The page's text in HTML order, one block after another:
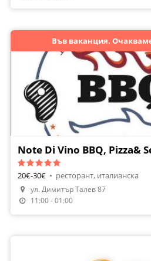
Поръчай Храна
Във ваканция.
Note Di Vino BBQ, Pizza&
20€-30€ • ресторант, италианска
ул. Димитър Талев 87
11:00 - 01:00